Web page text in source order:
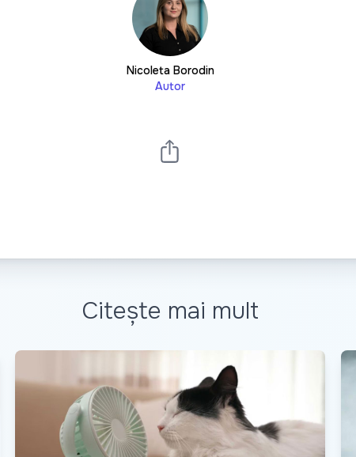
Nicoleta Borodin
Autor
Citește mai mult